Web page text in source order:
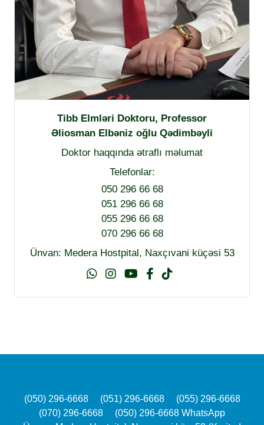
Tibb Elmləri Doktoru, Professor
Əliosman Elbəniz oğlu Qədimbəyli
Doktor haqqında ətraflı məlumat
Telefonlar:
050 296 66 68
051 296 66 68
055 296 66 68
070 296 66 68
Ünvan: Medera Hostpital, Naxçıvani küçəsi 53
(050) 296-6668 (051) 296-6668
(055) 296-6668
(070) 296-6668
(050) 296-6668 WhatsApp